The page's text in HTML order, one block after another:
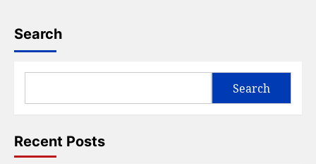
Search
Search
Recent Posts